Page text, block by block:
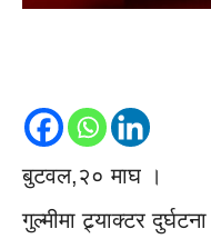
बुटवल,२० माघ ।
गुल्मीमा ट्र्याक्टर